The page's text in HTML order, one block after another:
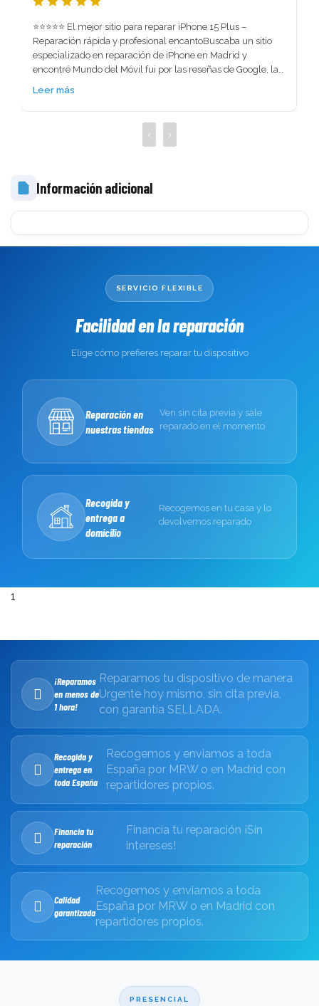
Me repararon la pantalla de mi MacBook en tiempo récord
súper recomendable el servicio. Excelente trabajo y super
rápido. No perdí ningún tipo de información lo necesitaba
urgente me lo solucionaron.
Leer más
‹ ›
Información adicional
SERVICIO FLEXIBLE
Facilidad en la reparación
Elige cómo prefieres reparar tu dispositivo
Reparación en
nuestras tiendas
Ven sin cita previa y sale
reparado en el momento
Recogida y
entrega a
domicilio
Recogemos en tu casa y lo
devolvemos reparado
1
¡Reparamos
en menos de
1 hora!
Reparamos tu dispositivo de manera
Urgente hoy mismo, sin cita previa,
con garantía SELLADA.
Recogida y
entrega en
toda España
Recogemos y enviamos a toda
España por MRW o en Madrid con
repartidores propios.
Financia tu
reparación
Financia tu reparación ¡Sin
intereses!
Calidad
garantizada
Recogemos y enviamos a toda
España por MRW o en Madrid con
repartidores propios.
PRESENCIAL